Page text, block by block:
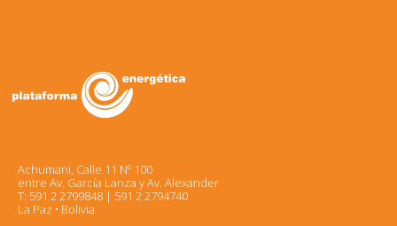
Achumani, Calle 11 Nº 100
entre Av. García Lanza y Av. Alexander
T: 591 2 2799848 | 591 2 2794740
La Paz • Bolivia